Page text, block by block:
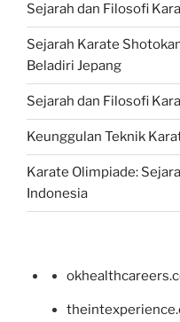
Sejarah dan Filosofi
Sejarah Karate
Beladiri Jepang
Sejarah dan Filosofi
Keunggulan Teknik
Karate Olimpiade:
Indonesia